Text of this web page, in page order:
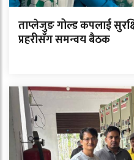
ताप्लेजुङ गोल्ड कपलाई
प्रहरीसँग समन्वय बैठक